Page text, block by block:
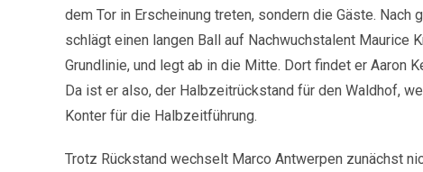
dem Tor in Erscheinung treten, sondern die Gäste.
schlägt einen langen Ball auf Nachwuchstalent Maurice
Grundlinie, und legt ab in die Mitte. Dort findet er Aaron
Da ist er also, der Halbzeitrückstand für den Waldhof,
Konter für die Halbzeitführung.
Trotz Rückstand wechselt Marco Antwerpen zunächst